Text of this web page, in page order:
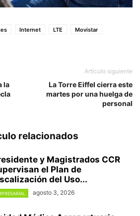
Internet LTE
Movistar
la
Artículo siguiente
La Torre Eiffel cierra este
martes por una huelga de
personal
relacionados
y Magistrados CCR
el Plan de
del Uso...
agosto 3, 2026